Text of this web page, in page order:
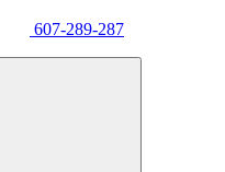
607-289-287